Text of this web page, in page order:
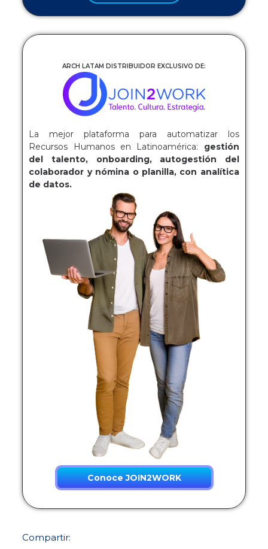
ARCH LATAM DISTRIBUIDOR EXCLUSIVO DE:
La mejor plataforma para automatizar los
Recursos Humanos en Latinoamérica: gestión
del talento, onboarding, autogestión del
colaborador y nómina o planilla, con analítica
de datos.
Conoce JOIN2WORK
Compartir: